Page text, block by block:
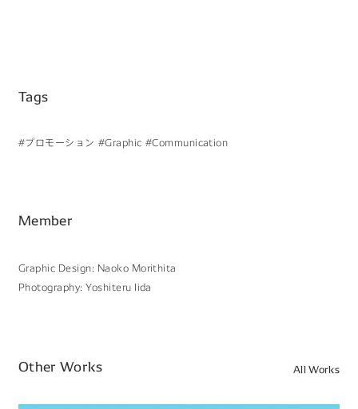
Tags
#プロモーション #Graphic #Communication
Member
Graphic Design: Naoko Morithita
Photography: Yoshiteru Iida
Other Works All Works